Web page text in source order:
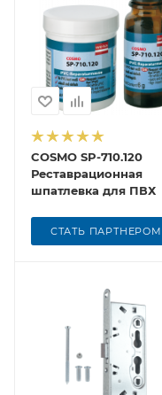
COSMO SP-710.120
Реставрационная
шпатлевка для ПВХ
СТАТЬ ПАРТНЕРОМ